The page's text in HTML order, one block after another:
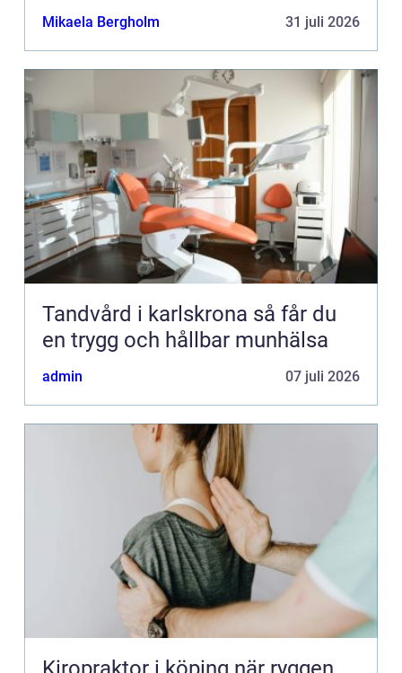
Mikaela Bergholm 31 juli 2026
Tandvård i karlskrona så får du
en trygg och hållbar munhälsa
admin 07 juli 2026